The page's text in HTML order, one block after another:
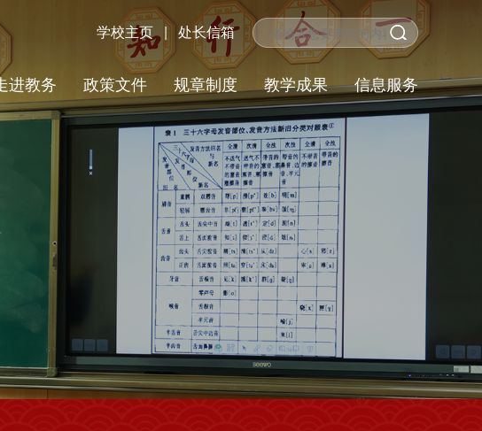
学校主页| 处长信箱
进教务 政策文件 规章制度 教学成果 信息服务